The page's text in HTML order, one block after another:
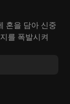
혼을 담아 신중
를 폭발시켜
장감을 동시에